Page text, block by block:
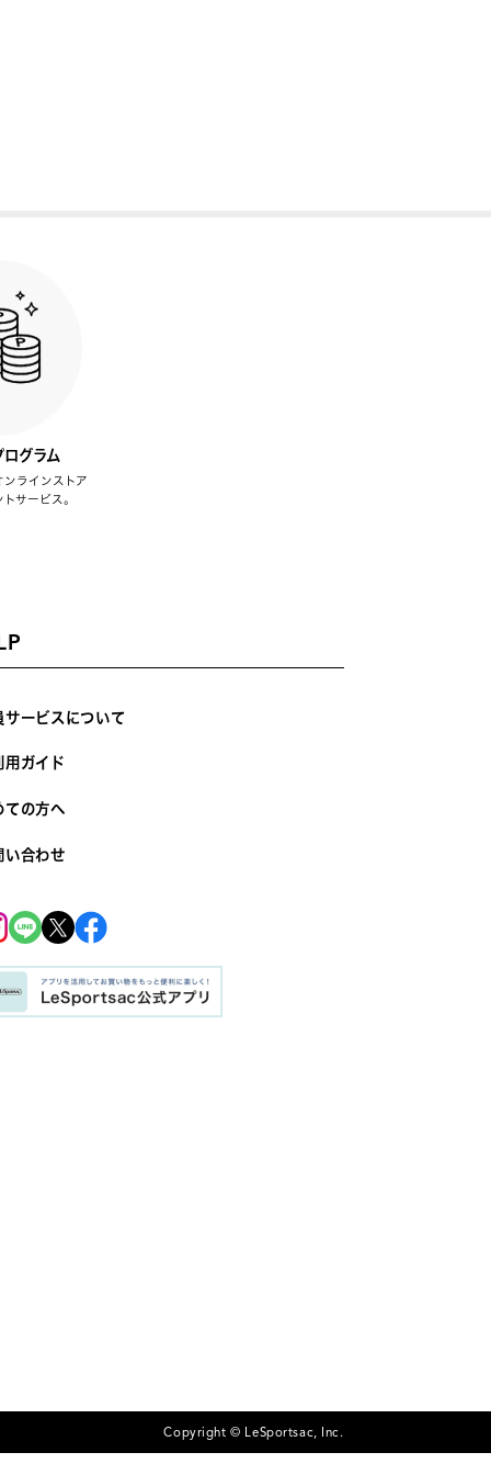
ログラム
ラインストア
サービス。
サービスについて
用ガイド
ての方へ
い合わせ
Copyright © LeSportsac, Inc.